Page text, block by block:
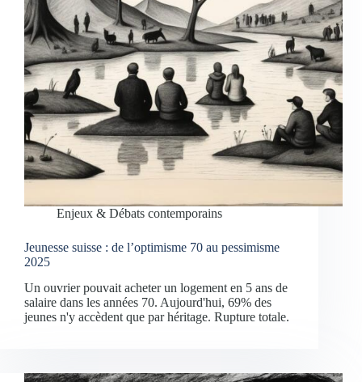
Enjeux & Débats contemporains
Jeunesse suisse : de l’optimisme 70 au pessimisme
2025
Un ouvrier pouvait acheter un logement en 5 ans de
salaire dans les années 70. Aujourd'hui, 69% des
jeunes n'y accèdent que par héritage. Rupture totale.